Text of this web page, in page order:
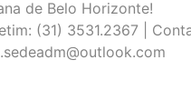
de Belo Horizonte!
(31) 3531.2367 |